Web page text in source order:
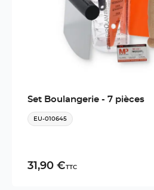
Set Boulangerie - 7 pièces
EU-010645
31,90 €TTC